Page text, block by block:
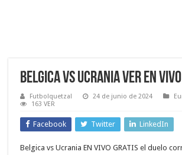
Belgica vs Ucrania VER EN
Futbolquetzal 24 de junio de 2024
163 VER
Facebook Twitter LinkedIn
Belgica vs Ucrania EN VIVO GRATIS el duelo